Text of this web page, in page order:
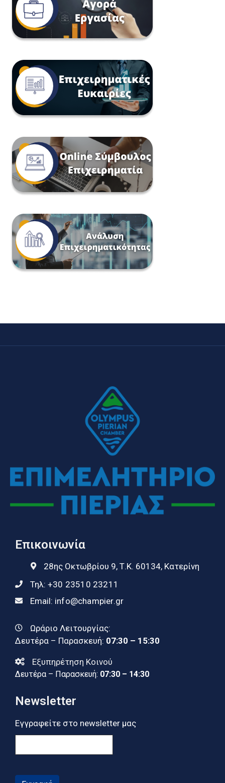
Επικοινωνία
28ης Οκτωβρίου 9, Τ.Κ. 60134, Κατερίνη
Τηλ: +30 23510 23211
Email: info@champier.gr
Ωράριο Λειτουργίας:
Δευτέρα – Παρασκευή: 07:30 – 15:30
Εξυπηρέτηση Κοινού
Δευτέρα – Παρασκευή: 07:30 – 14:30
Newsletter
Εγγραφείτε στο newsletter μας